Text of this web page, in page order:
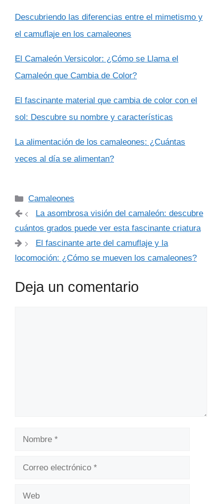
Descubriendo las diferencias entre el mimetismo y
el camuflaje en los camaleones
El Camaleón Versicolor: ¿Cómo se Llama el
Camaleón que Cambia de Color?
El fascinante material que cambia de color con el
sol: Descubre su nombre y características
La alimentación de los camaleones: ¿Cuántas
veces al día se alimentan?
Categorías
Camaleones
La asombrosa visión del camaleón: descubre
cuántos grados puede ver esta fascinante criatura
El fascinante arte del camuflaje y la
locomoción: ¿Cómo se mueven los camaleones?
Deja un comentario
Nombre
Correo
Web